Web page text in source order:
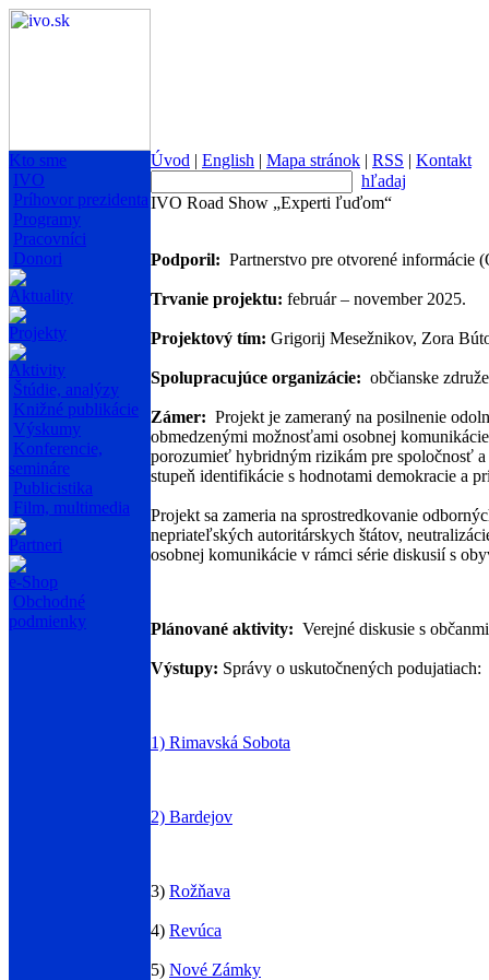
Kto sme
IVO
Príhovor prezidenta
Programy
Pracovníci
Donori
Aktuality
Projekty
Aktivity
Štúdie, analýzy
Knižné publikácie
Výskumy
Konferencie,
semináre
Publicistika
Film, multimedia
Partneri
e-Shop
Obchodné
podmienky
Úvod | English | Mapa stránok | RSS | Kontakt
hľadaj
IVO Road Show „Experti ľuďom“
Podporil: Partnerstvo pre otvorené informácie
Trvanie projektu: február – november 2025.
Projektový tím: Grigorij Mesežnikov, Zora
Spolupracujúce organizácie: občianske
Zámer: Projekt je zameraný na posilnenie
obmedzenými možnosťami osobnej
porozumieť hybridným rizikám pre spoločnosť
stupeň identifikácie s hodnotami demokracie a
Projekt sa zameria na sprostredkovanie
nepriateľských autoritárskych štátov,
osobnej komunikácie v rámci série diskusií s
Plánované aktivity: Verejné diskusie s
Výstupy: Správy o uskutočnených podujatiach:
1) Rimavská Sobota
2) Bardejov
3) Rožňava
4) Revúca
5) Nové Zámky